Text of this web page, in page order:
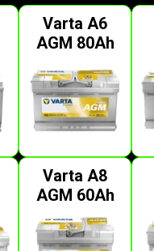
Varta A6
AGM 80Ah
Varta A8
AGM 60Ah